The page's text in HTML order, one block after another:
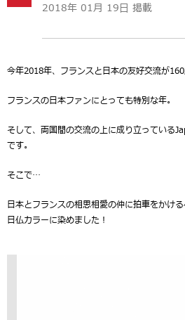
2018年 01月 19日 掲載
今年2018年、フランスと日本の友好交流が160
フランスの日本ファンにとっても特別な年。
そして、両国間の交流の上に成り立っている
です。
そこで…
日本とフランスの相思相愛の仲に拍車をかけ
日仏カラーに染めました！